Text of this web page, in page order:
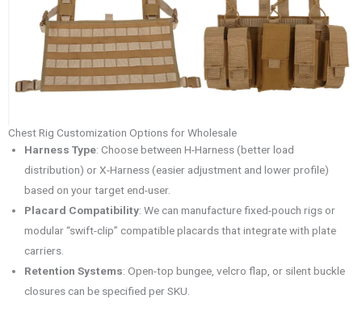
Chest Rig Customization Options for Wholesale
Harness Type: Choose between H-Harness (better load
distribution) or X-Harness (easier adjustment and lower profile)
based on your target end-user.
Placard Compatibility: We can manufacture fixed-pouch rigs or
modular “swift-clip” compatible placards that integrate with plate
carriers.
Retention Systems: Open-top bungee, velcro flap, or silent buckle
closures can be specified per SKU.